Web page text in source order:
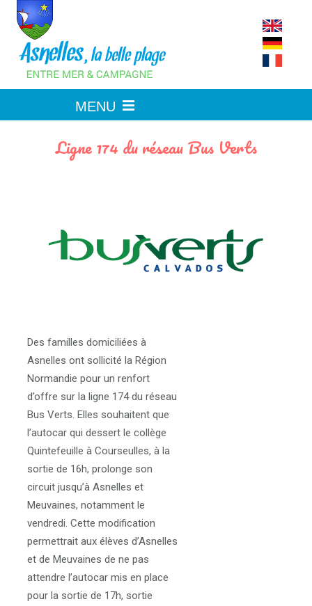
content
Ligne 174 du réseau Bus Verts
Des familles domiciliées à
Asnelles ont sollicité la Région
Normandie pour un renfort
d’offre sur la ligne 174 du réseau
Bus Verts. Elles souhaitent que
l’autocar qui dessert le collège
Quintefeuille à Courseulles, à la
sortie de 16h, prolonge son
circuit jusqu’à Asnelles et
Meuvaines, notamment le
vendredi. Cette modification
permettrait aux élèves d’Asnelles
et de Meuvaines de ne pas
attendre l’autocar mis en place
pour la sortie de 17h, sortie